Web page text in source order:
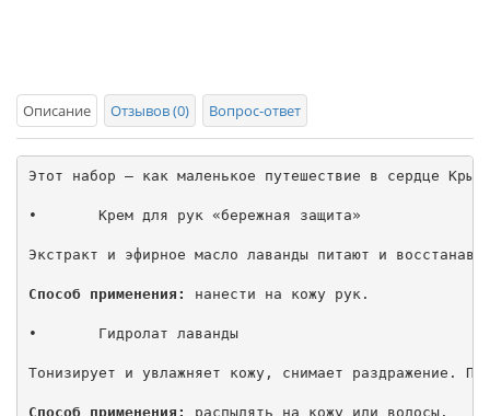
Описание Отзывов (0) Вопрос-ответ
Этот набор — как маленькое путешествие в сердце
•	Крем для рук «бережная защита»
Экстракт и эфирное масло лаванды питают и
Способ применения: нанести на кожу рук.
•	Гидролат лаванды
Тонизирует и увлажняет кожу, снимает раздражение.
Способ применения: распылять на кожу или волосы.